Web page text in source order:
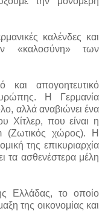
καλένδες και
«καλοσύνη» των
απογοητευτικό
Η Γερμανία
αλλά αναβιώνει ένα
Χίτλερ, που είναι η
(Ζωτικός χώρος). Η
της επικυριαρχία
τα ασθενέστερα μέλη
Ελλάδας, το οποίο
της οικονομίας και